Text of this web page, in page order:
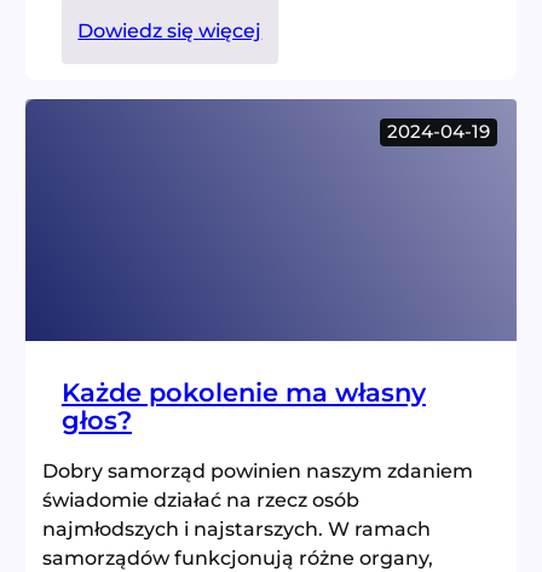
Dowiedz się więcej
Badanie
2024-04-19
Każde pokolenie ma własny
głos?
Dobry samorząd powinien naszym zdaniem
świadomie działać na rzecz osób
najmłodszych i najstarszych. W ramach
samorządów funkcjonują różne organy,